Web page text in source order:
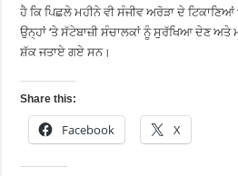
ਹੈ ਕਿ ਪਿਛਲੇ ਮਹੀਨੇ ਵੀ ਸੰਜੀਵ ਅਰੋੜਾ ਦੇ ਟਿਕਾਣਿਆਂ
ਉਨ੍ਹਾਂ ‘ਤੇ ਸੱਟੇਬਾਜ਼ੀ ਸੰਚਾਲਕਾਂ ਨੂੰ ਸੁਰੱਖਿਆ ਦੇਣ ਅਤੇ
ਸ਼ੱਕ ਜਤਾਏ ਗਏ ਸਨ।
Share this:
Facebook X